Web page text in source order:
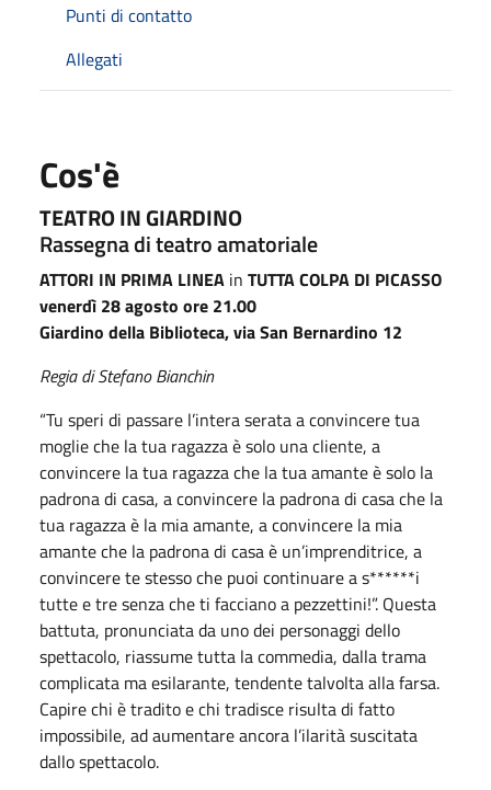
Punti di contatto
Allegati
Cos'è
TEATRO IN GIARDINO
Rassegna di teatro amatoriale
ATTORI IN PRIMA LINEA in TUTTA COLPA DI PICASSO
venerdì 28 agosto ore 21.00
Giardino della Biblioteca, via San Bernardino 12
Regia di Stefano Bianchin
“Tu speri di passare l’intera serata a convincere tua
moglie che la tua ragazza è solo una cliente, a
convincere la tua ragazza che la tua amante è solo la
padrona di casa, a convincere la padrona di casa che la
tua ragazza è la mia amante, a convincere la mia
amante che la padrona di casa è un’imprenditrice, a
convincere te stesso che puoi continuare a s******i
tutte e tre senza che ti facciano a pezzettini!”. Questa
battuta, pronunciata da uno dei personaggi dello
spettacolo, riassume tutta la commedia, dalla trama
complicata ma esilarante, tendente talvolta alla farsa.
Capire chi è tradito e chi tradisce risulta di fatto
impossibile, ad aumentare ancora l’ilarità suscitata
dallo spettacolo.